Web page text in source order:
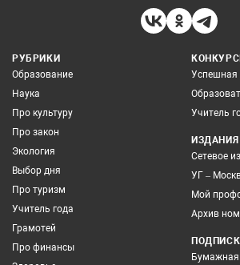
РУБРИКИ
Образование
Наука
Про культуру
Про закон
Экология
Выбор дня
Про туризм
Учитель года
Грамотей
Про финансы
Успешная
Учитель
ИЗДАНИЯ
Сетевое
УГ –
Мой
Архив
Бумажная